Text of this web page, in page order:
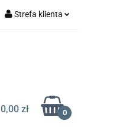
Strefa klienta
0,00 zł 0